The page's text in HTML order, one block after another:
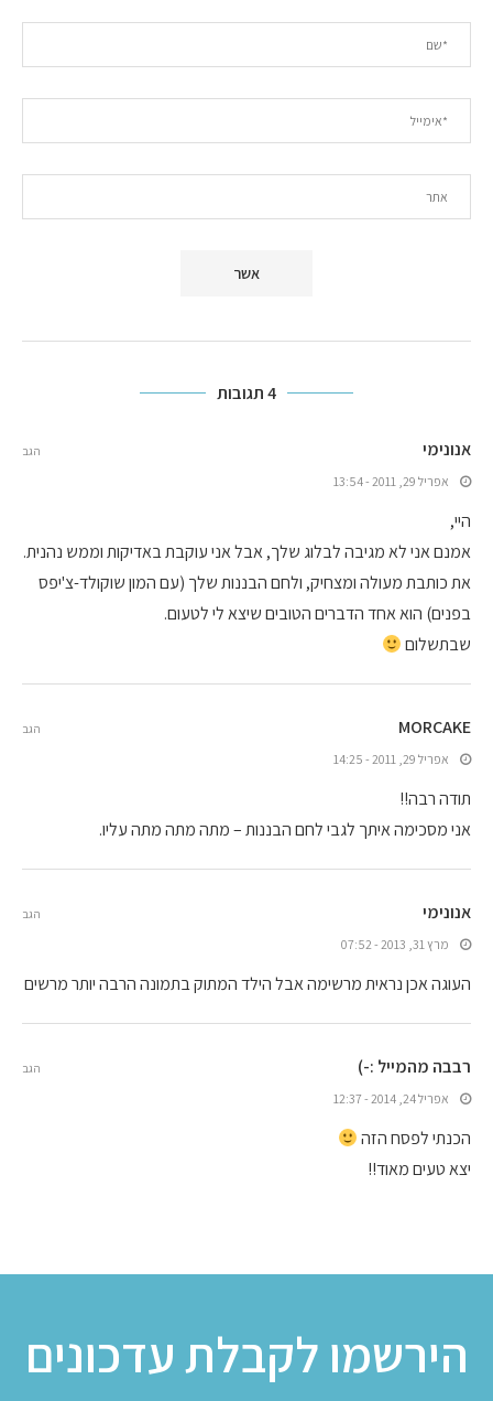
4 תגובות
אנונימי
אפריל 29, 2011 - 13:54
היי,
אמנם אני לא מגיבה לבלוג שלך, אבל אני עוקבת באדיקות וממש נהנית.
את כותבת מעולה ומצחיק, ולחם הבננות שלך (עם המון שוקולד-צ'יפס
בפנים) הוא אחד הדברים הטובים שיצא לי לטעום.
שבתשלום
הגב
MORCAKE
אפריל 29, 2011 - 14:25
תודה רבה!!
אני מסכימה איתך לגבי לחם הבננות – מתה מתה מתה עליו.
הגב
אנונימי
מרץ 31, 2013 - 07:52
העוגה אכן נראית מרשימה אבל הילד המתוק בתמונה הרבה יותר מרשים
הגב
רבבה מהמייל :-)
אפריל 24, 2014 - 12:37
הכנתי לפסח הזה
יצא טעים מאוד!!
הגב
הירשמו לקבלת עדכונים